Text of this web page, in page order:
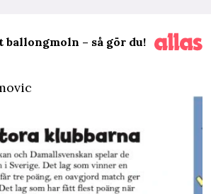
ballongmoln – så gör du!